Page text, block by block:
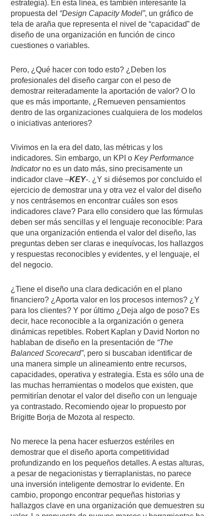
estrategia). En esta línea, es también interesante la
propuesta del “Design Capacity Model”, un gráfico de
tela de araña que representa el nivel de “capacidad” de
diseño de una organización en función de cinco
cuestiones o variables.
Pero, ¿Qué hacer con todo esto? ¿Deben los
profesionales del diseño cargar con el peso de
demostrar reiteradamente la aportación de valor? O lo
que es más importante, ¿Remueven pensamientos
dentro de las organizaciones cualquiera de los modelos
o iniciativas anteriores?
Vivimos en la era del dato, las métricas y los
indicadores. Sin embargo, un KPI oKey Performance
Indicatorno es un dato más, sino precisamente un
indicador clave –KEY-. ¿Y si diésemos por concluido el
ejercicio de demostrar una y otra vez el valor del diseño
y nos centrásemos en encontrar cuáles son esos
indicadores clave? Para ello considero que las fórmulas
deben ser más sencillas y el lenguaje reconocible: Para
que una organización entienda el valor del diseño, las
preguntas deben ser claras e inequívocas, los hallazgos
y respuestas reconocibles y evidentes, y el lenguaje, el
del negocio.
¿Tiene el diseño una clara dedicación en el plano
financiero? ¿Aporta valor en los procesos internos? ¿Y
para los clientes? Y por último ¿Deja algo de poso? Es
decir, hace reconocible a la organización o genera
dinámicas repetibles. Robert Kaplan y David Norton no
hablaban de diseño en la presentación de “The
Balanced Scorecard”, pero si buscaban identificar de
una manera simple un alineamiento entre recursos,
capacidades, operativa y estrategia. Esta es sólo una de
las muchas herramientas o modelos que existen, que
permitirían denotar el valor del diseño con un lenguaje
ya contrastado. Recomiendo ojear lo propuesto por
Brigitte Borja de Mozota al respecto.
No merece la pena hacer esfuerzos estériles en
demostrar que el diseño aporta competitividad
profundizando en los pequeños detalles. A estas alturas,
a pesar de negacionistas y tierraplanistas, no parece
una inversión inteligente demostrar lo evidente. En
cambio, propongo encontrar pequeñas historias y
hallazgos clave en una organización que demuestren su